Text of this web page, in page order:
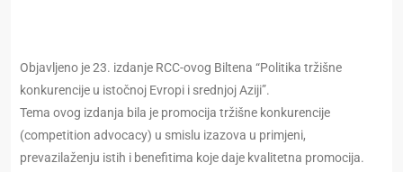
Objavljeno je 23. izdanje RCC-ovog Biltena “Politika tržišne
konkurencije u istočnoj Evropi i srednjoj Aziji”.
Tema ovog izdanja bila je promocija tržišne konkurencije
(competition advocacy) u smislu izazova u primjeni,
prevazilaženju istih i benefitima koje daje kvalitetna promocija.